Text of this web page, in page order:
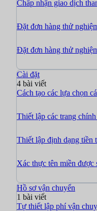
Chấp nhận giao dịch
Đặt đơn hàng thử
Đặt đơn hàng thử
Cài đặt
4 bài viết
Cách tạo các lựa chọn
Thiết lập các trang chính
Thiết lập định dạng tiền
Xác thực tên miền được
Hồ sơ vận chuyển
1 bài viết
Tự thiết lập phí vận